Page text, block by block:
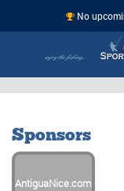
No
Sponsors
AntiguaNice.com